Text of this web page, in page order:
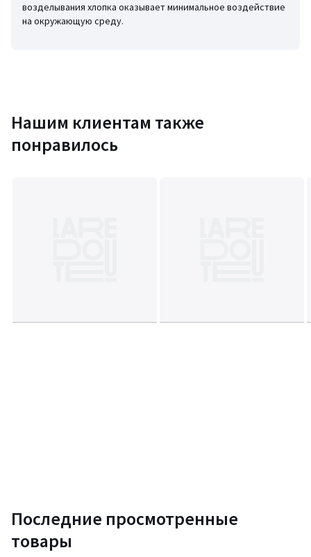
• Происхождение производства (ткачество, окрашивание,
пошив): Бангладеш
возделывания хлопка оказывает минимальное воздействие
на окружающую среду.
Нашим клиентам также
понравилось
Последние просмотренные
товары